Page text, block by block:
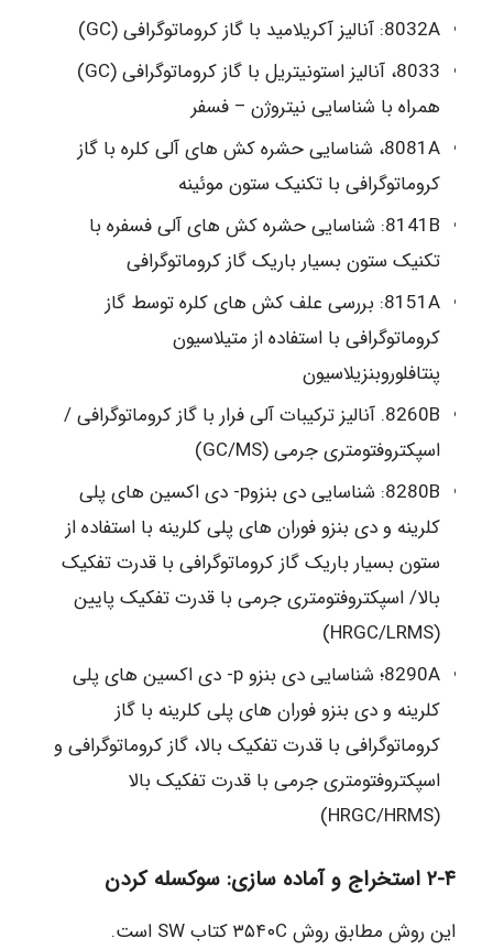
8032A: آنالیز آکریلامید با گاز کروماتوگرافی (GC)
8033، آنالیز استونیتریل با گاز کروماتوگرافی (GC)
همراه با شناسایی نیتروژن – فسفر
8081A، شناسایی حشره کش های آلی کلره با گاز
کروماتوگرافی با تکنیک ستون موئینه
8141B: شناسایی حشره کش های آلی فسفره با
تکنیک ستون بسیار باریک گاز کروماتوگرافی
8151A: بررسی علف کش های کلره توسط گاز
کروماتوگرافی با استفاده از متیلاسیون
پنتافلوروبنزیلاسیون
8260B. آنالیز ترکیبات آلی فرار با گاز کروماتوگرافی /
اسپکتروفتومتری جرمی (GC/MS)
8280B: شناسایی دی بنزوp- دی اکسین های پلی
کلرینه و دی بنزو فوران های پلی کلرینه با استفاده از
ستون بسیار باریک گاز کروماتوگرافی با قدرت تفکیک
بالا/ اسپکتروفتومتری جرمی با قدرت تفکیک پایین
(HRGC/LRMS)
8290A؛ شناسایی دی بنزو p- دی اکسین های پلی
کلرینه و دی بنزو فوران های پلی کلرینه با گاز
کروماتوگرافی با قدرت تفکیک بالا، گاز کروماتوگرافی و
اسپکتروفتومتری جرمی با قدرت تفکیک بالا
(HRGC/HRMS)
۲-۴ استخراج و آماده سازی: سوکسله کردن
این روش مطابق روش ۳۵۴۰C کتاب SW است.